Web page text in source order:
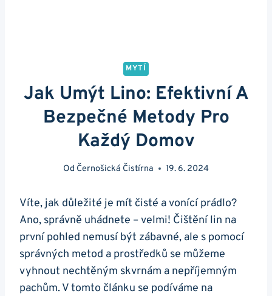
MYTÍ
Jak Umýt Lino: Efektivní A
Bezpečné Metody Pro
Každý Domov
Od Černošická Čistírna 19. 6. 2024
Víte, jak důležité je mít čisté a vonící prádlo?
Ano, správně uhádnete – velmi! Čištění lin na
první pohled nemusí být zábavné, ale s pomocí
správných metod a prostředků se můžeme
vyhnout nechtěným skvrnám a nepříjemným
pachům. V tomto článku se podíváme na